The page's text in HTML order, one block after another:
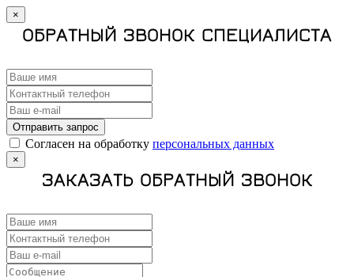
×
ОБРАТНЫЙ ЗВОНОК СПЕЦИАЛИСТА
Отправить запрос
Cогласен на обработку персональных данных
×
ЗАКАЗАТЬ ОБРАТНЫЙ ЗВОНОК